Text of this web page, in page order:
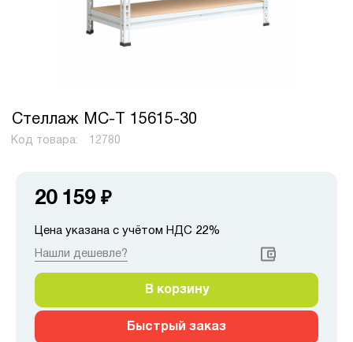
Стеллаж МС-Т 15615-30
Код товара: 12780
20 159 ₽
Цена указана с учётом НДС 22%
Нашли дешевле?
В корзину
Быстрый заказ